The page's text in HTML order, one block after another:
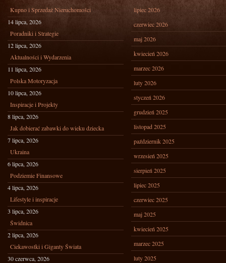
Kupno i Sprzedaż Nieruchomości
14 lipca, 2026
Poradniki i Strategie
12 lipca, 2026
Aktualności i Wydarzenia
11 lipca, 2026
Polska Motoryzacja
10 lipca, 2026
Inspiracje i Projekty
8 lipca, 2026
Jak dobierać zabawki do wieku dziecka
7 lipca, 2026
Ukraina
6 lipca, 2026
Podziemie Finansowe
4 lipca, 2026
Lifestyle i inspiracje
3 lipca, 2026
Świdnica
2 lipca, 2026
Ciekawostki i Giganty Świata
30 czerwca, 2026
lipiec 2026
czerwiec 2026
maj 2026
kwiecień 2026
marzec 2026
luty 2026
styczeń 2026
grudzień 2025
listopad 2025
październik 2025
wrzesień 2025
sierpień 2025
lipiec 2025
czerwiec 2025
maj 2025
kwiecień 2025
marzec 2025
luty 2025